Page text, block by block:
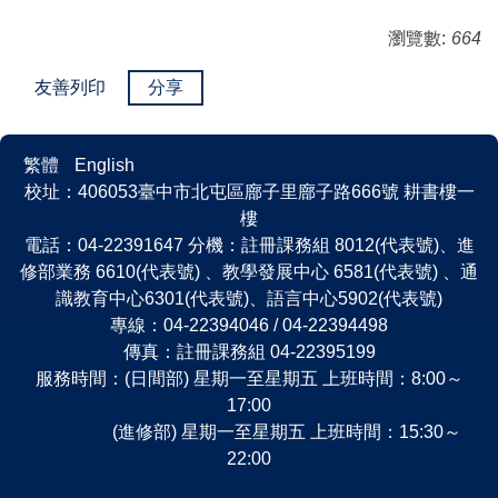
瀏覽數: 664
友善列印 分享
繁體
English
校址：406053臺中市北屯區廍子里廍子路666號 耕書樓一
樓
電話：04-22391647 分機：註冊課務組 8012(代表號)、進
修部業務 6610(代表號) 、教學發展中心 6581(代表號) 、通
識教育中心6301(代表號)、語言中心5902(代表號)
專線：04-22394046 / 04-22394498
傳真：註冊課務組 04-22395199
服務時間：(日間部) 星期一至星期五 上班時間：8:00～
17:00
(進修部) 星期一至星期五 上班時間：15:30～
22:00